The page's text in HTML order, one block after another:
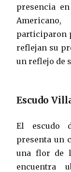
presencia
participaron
reflejan su
un reflejo de
Escudo
El escudo
presenta un
una flor de
encuentra